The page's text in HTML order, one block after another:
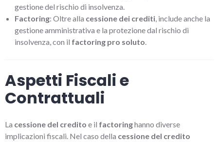
gestione del rischio di insolvenza.
Factoring: Oltre alla cessione dei crediti, include anche la
gestione amministrativa e la protezione dal rischio di
insolvenza, con il factoring pro soluto.
Aspetti Fiscali e
Contrattuali
La cessione del credito e il factoringhanno diverse
implicazioni fiscali. Nel caso della cessione del credito